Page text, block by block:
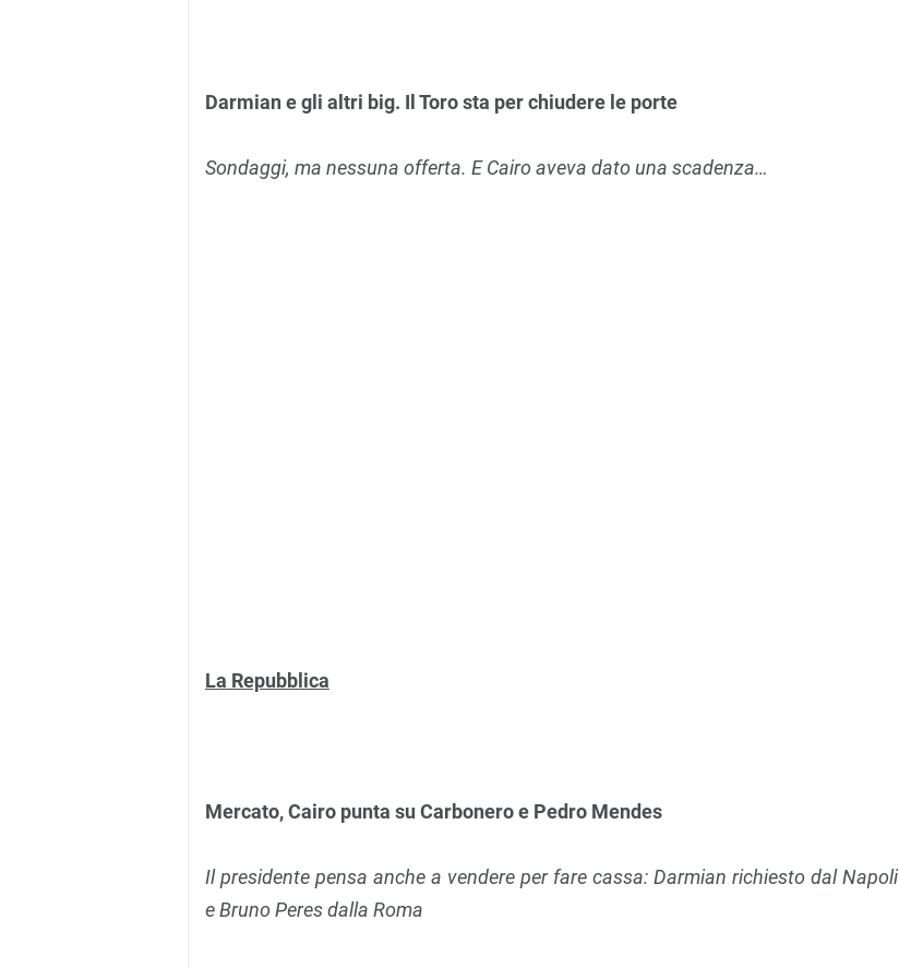
Darmian e gli altri big. Il Toro sta per chiudere le porte
Sondaggi, ma nessuna offerta. E Cairo aveva dato una scadenza…
La Repubblica
Mercato, Cairo punta su Carbonero e Pedro Mendes
Il presidente pensa anche a vendere per fare cassa: Darmian richiesto dal Napoli
e Bruno Peres dalla Roma